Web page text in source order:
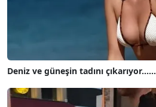
Deniz ve güneşin tadını çıkarıyor......